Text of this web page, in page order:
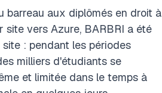
barreau aux diplômés en droit à
vers Azure, BARBRI a été
: pendant les périodes
milliers d'étudiants se
et limitée dans le temps à